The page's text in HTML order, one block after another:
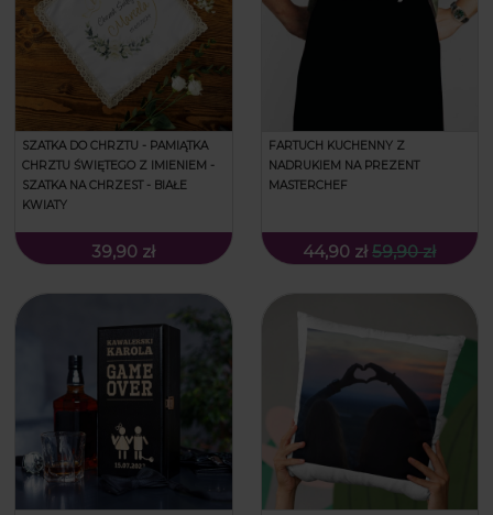
SZATKA DO CHRZTU - PAMIĄTKA
CHRZTU ŚWIĘTEGO Z IMIENIEM -
SZATKA NA CHRZEST - BIAŁE
KWIATY
39,90 zł
FARTUCH KUCHENNY Z
NADRUKIEM NA PREZENT
MASTERCHEF
44,90 zł 59,90 zł